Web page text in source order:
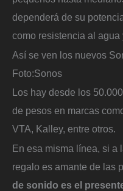
dependerá de su
como resistencia al
Así se ven los nuevos
Foto:Sonos
Los hay desde los
de pesos en marcas
VTA, Kalley, entre otros.
En esa misma línea, si a
regalo es amante de las
de sonido es el